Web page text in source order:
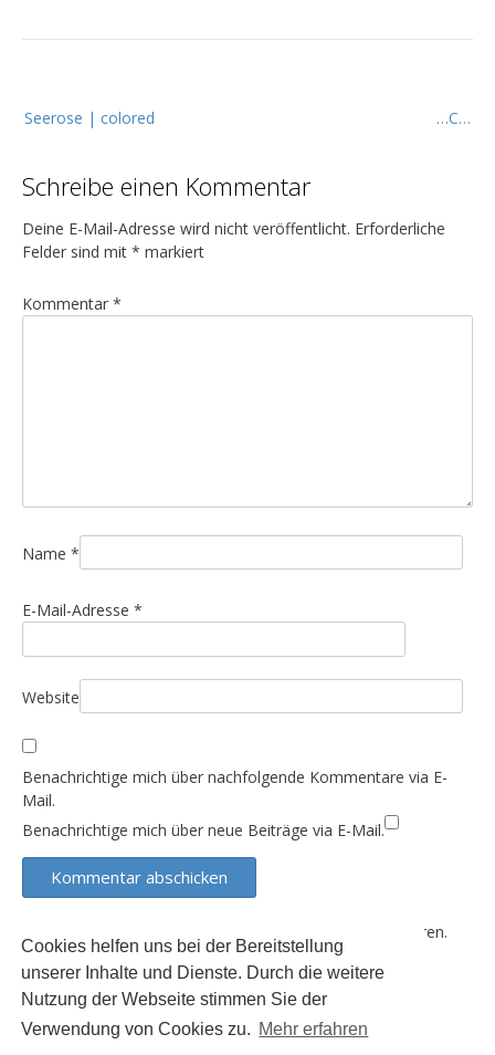
Cookies helfen uns bei der Bereitstellung
unserer Inhalte und Dienste. Durch die weitere
Nutzung der Webseite stimmen Sie der
Verwendung von Cookies zu. Mehr erfahren
e
t
r
a
s
a
i
o
n
…C…
Seerose | colored
Schreibe einen Kommentar
Deine E-Mail-Adresse wird nicht veröffentlicht. Erforderliche
Felder sind mit * markiert
Kommentar *
Name *
E-Mail-Adresse *
Website
Benachrichtige mich über nachfolgende Kommentare via E-
Mail.
Benachrichtige mich über neue Beiträge via E-Mail.
Diese Website verwendet Akismet, um Spam zu reduzieren.
Erfahre, wie deine Kommentardaten verarbeitet werden.